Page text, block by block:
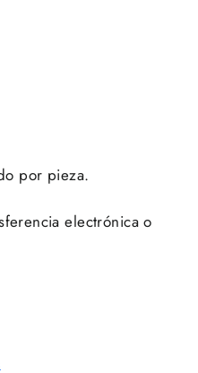
por pieza.
electrónica o